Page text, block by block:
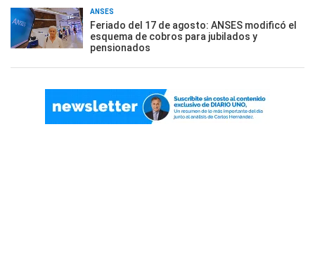
ANSES
Feriado del 17 de agosto: ANSES modificó el
esquema de cobros para jubilados y
pensionados